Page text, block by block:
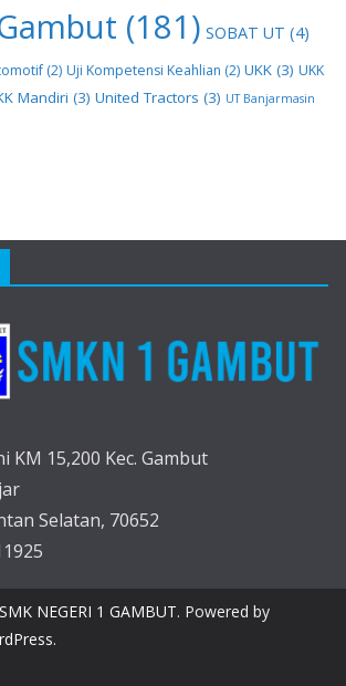
(181) SOBAT UT (4)
(2) Uji Kompetensi Keahlian (2) UKK (3) UKK
Mandiri (3) United Tractors (3) UT Banjarmasin
KM 15,200 Kec. Gambut
Selatan, 70652
SMK NEGERI 1 GAMBUT. Powered by
.